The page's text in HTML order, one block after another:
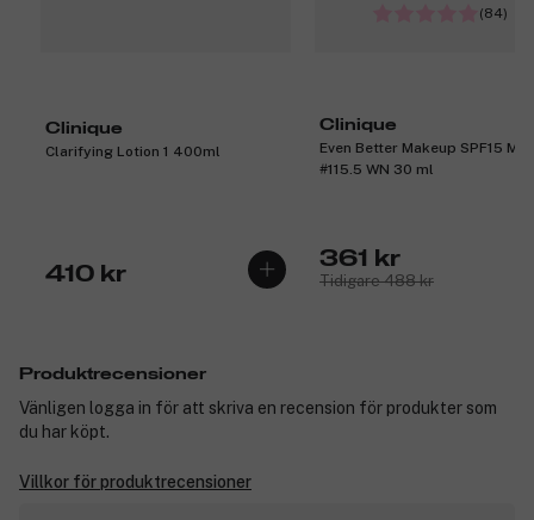
Clinique
Clarifying Lotion 1 400ml
410 kr
(84)
Clinique
Even Better Makeup SPF15
#115.5 WN 30 ml
361 kr
Tidigare 488 kr
Produktrecensioner
Vänligen logga in för att skriva en recension för produkter som
du har köpt.
Villkor för produktrecensioner